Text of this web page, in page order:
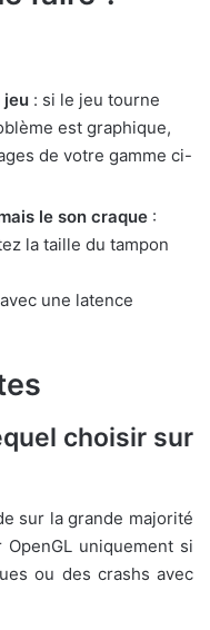
jeu : si le jeu tourne
est graphique,
de votre gamme ci-
le son craque :
la taille du tampon
une latence
choisir sur
sur la grande majorité
uniquement si
ou des crashs avec